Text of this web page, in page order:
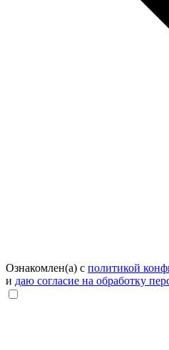
Ознакомлен(а) с политикой
и даю согласие на обработку